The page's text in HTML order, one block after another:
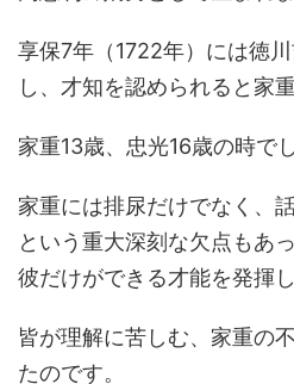
享保7年（1722年）には徳
し、才知を認められると家
家重13歳、忠光16歳の時でし
家重には排尿だけでなく、
という重大深刻な欠点もあ
彼だけができる才能を発揮し
皆が理解に苦しむ、家重の
たのです。